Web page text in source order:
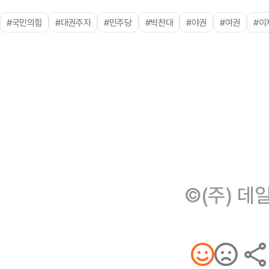
#국민의힘 #대권주자 #민주당 #박찬대 #야권 #여권 #이
©(주) 데